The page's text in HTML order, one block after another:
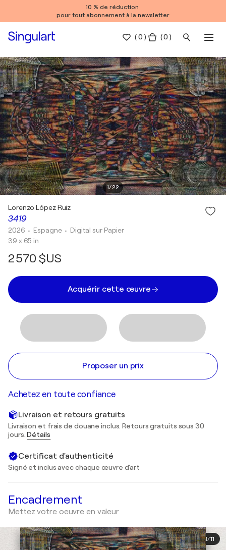
10 % de réduction
pour tout abonnement à la newsletter
(0 ) ( 0 )
1/22
3419
Lorenzo López Ruiz
2026 • Espagne • Digital sur Papier
39 x 65 in
2 570 $US
Acquérir cette œuvre
Proposer un prix
Achetez en toute confiance
Livraison et retours gratuits
Livraison et frais de douane inclus. Retours gratuits sous 30
jours.Détails
Certificat d'authenticité
Signé et inclus avec chaque œuvre d'art
Encadrement
Mettez votre oeuvre en valeur
1/11